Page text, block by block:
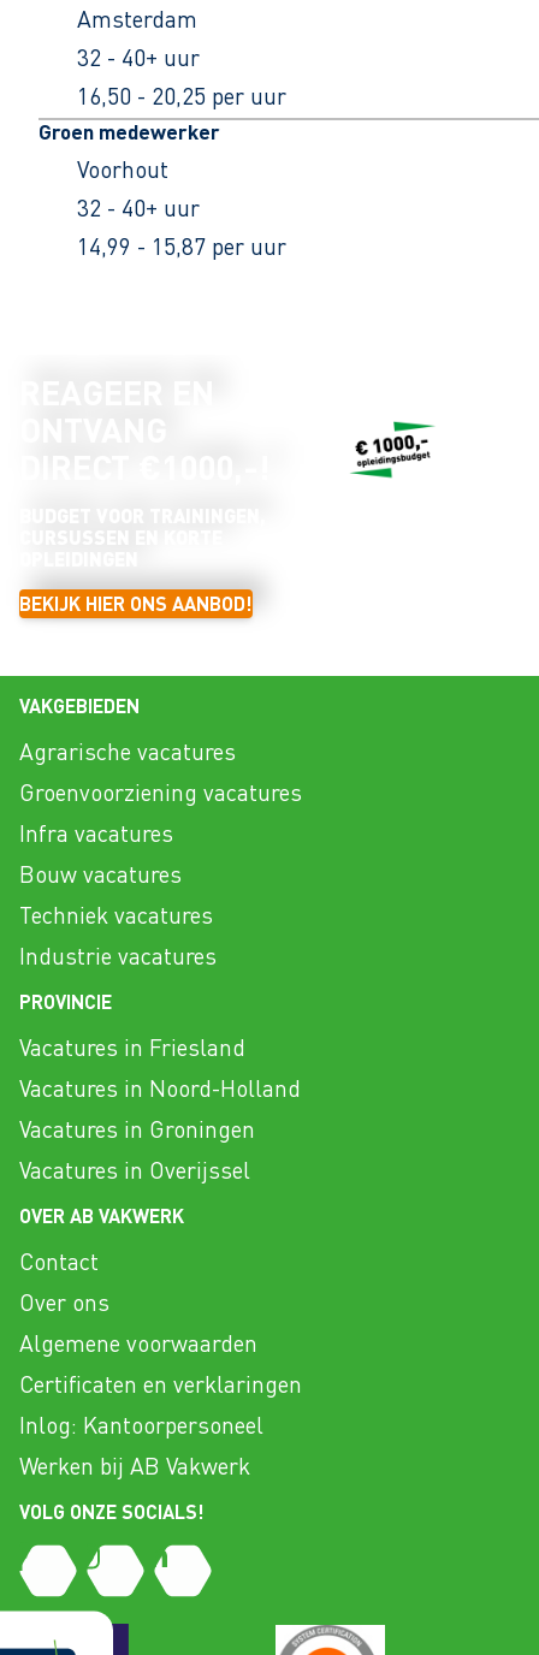
Amsterdam
32 - 40+ uur
16,50 - 20,25 per uur
Groen medewerker
Voorhout
32 - 40+ uur
14,99 - 15,87 per uur
BEKIJK HIER ONS AANBOD!
VAKGEBIEDEN
Agrarische vacatures
Groenvoorziening vacatures
Infra vacatures
Bouw vacatures
Techniek vacatures
Industrie vacatures
PROVINCIE
Vacatures in Friesland
Vacatures in Noord-Holland
Vacatures in Groningen
Vacatures in Overijssel
OVER AB VAKWERK
Contact
Over ons
Algemene voorwaarden
Certificaten en verklaringen
Inlog: Kantoorpersoneel
Werken bij AB Vakwerk
VOLG ONZE SOCIALS!